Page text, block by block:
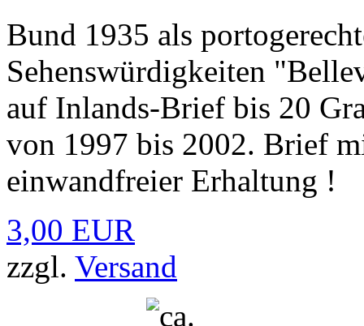
Bund 1935 als
Sehenswürdigkeiten
auf Inlands-Brief bis 20
von 1997 bis 2002. Brief
einwandfreier Erhaltung !
3,00 EUR
zzgl. Versand